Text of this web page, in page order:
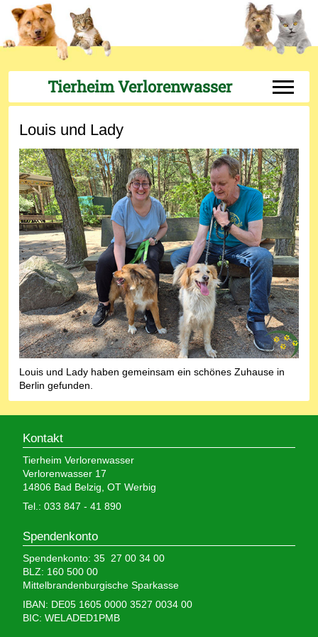
Tierheim Verlorenwasser Off-
Louis und Lady
Louis und Lady haben gemeinsam ein schönes Zuhause in
Berlin gefunden.
Kontakt
Tierheim Verlorenwasser
Verlorenwasser 17
14806 Bad Belzig, OT Werbig
Tel.: 033 847 - 41 890
Spendenkonto
Spendenkonto: 35 27 00 34 00
BLZ: 160 500 00
Mittelbrandenburgische Sparkasse
IBAN: DE05 1605 0000 3527 0034 00
BIC: WELADED1PMB